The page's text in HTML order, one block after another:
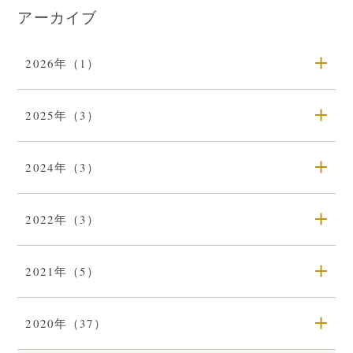
アーカイブ
2026年（1）
2025年（3）
2024年（3）
2022年（3）
2021年（5）
2020年（37）